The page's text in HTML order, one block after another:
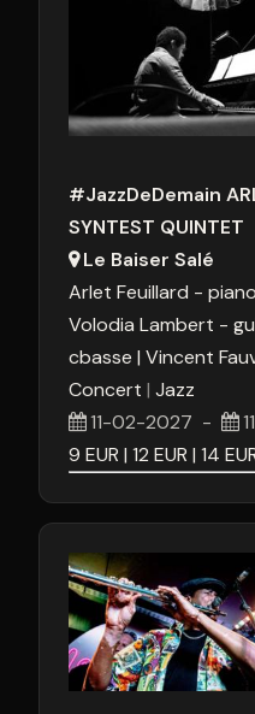
#JazzDeDemain
SYNTEST QUINTET
Le Baiser Salé
Arlet Feuillard - piano
Volodia Lambert -
cbasse Vincent
Concert Jazz
11-02-2027 -
9 EUR 12 EUR 14